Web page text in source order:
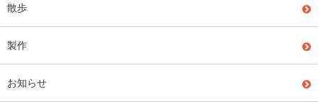
散歩
製作
お知らせ